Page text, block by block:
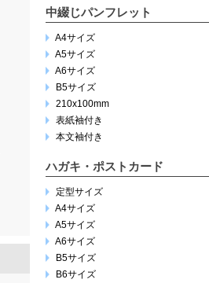
中綴じパンフレット
A4サイズ
A5サイズ
A6サイズ
B5サイズ
210x100mm
表紙袖付き
本文袖付き
ハガキ・ポストカード
定型サイズ
A4サイズ
A5サイズ
A6サイズ
B5サイズ
B6サイズ